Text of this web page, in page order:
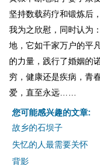
坚持数载药疗和锻炼后
我为之欣慰，同时认为
地，它如千家万户的平
的力量，践行了婚姻的
穷，健康还是疾病，青
爱，直至永远……
您可能感兴趣的文章:
故乡的石坝子
失忆的人最需要关怀
背影